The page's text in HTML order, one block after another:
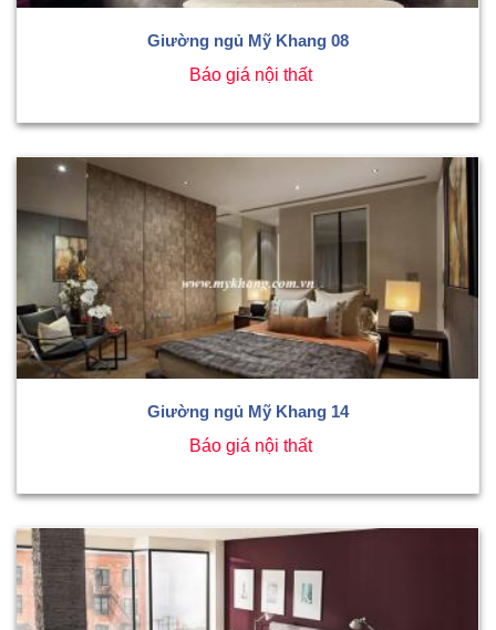
Giường ngủ Mỹ Khang 08
Báo giá nội thất
Giường ngủ Mỹ Khang 14
Báo giá nội thất